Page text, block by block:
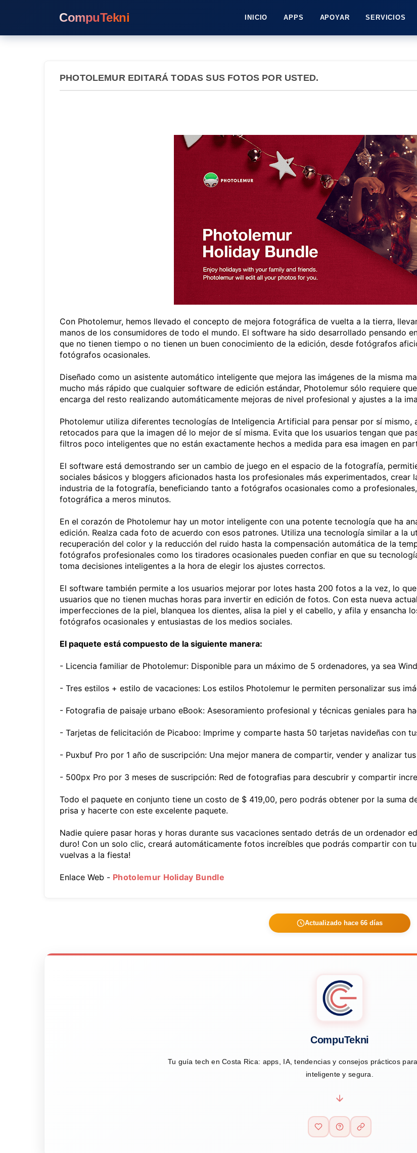
CompuTekni INICIO APPS APOYAR SERVICIOS
PHOTOLEMUR EDITARÁ TODAS SUS FOTOS POR USTED.
Con Photolemur, hemos llevado el concepto de mejora fotográfica de vuelta a la tierra,
manos de los consumidores de todo el mundo. El software ha sido desarrollado pensando
que no tienen tiempo o no tienen un buen conocimiento de la edición, desde fotógrafos
fotógrafos ocasionales.
Diseñado como un asistente automático inteligente que mejora las imágenes de la misma
mucho más rápido que cualquier software de edición estándar, Photolemur sólo requiere
encarga del resto realizando automáticamente mejoras de nivel profesional y ajustes a la
Photolemur utiliza diferentes tecnologías de Inteligencia Artificial para pensar por sí
retocados para que la imagen dé lo mejor de sí misma. Evita que los usuarios tengan que
filtros poco inteligentes que no están exactamente hechos a medida para esa imagen en
El software está demostrando ser un cambio de juego en el espacio de la fotografía,
sociales básicos y bloggers aficionados hasta los profesionales más experimentados,
industria de la fotografía, beneficiando tanto a fotógrafos ocasionales como a
fotográfica a meros minutos.
En el corazón de Photolemur hay un motor inteligente con una potente tecnología que ha
edición. Realza cada foto de acuerdo con esos patrones. Utiliza una tecnología similar a la
recuperación del color y la reducción del ruido hasta la compensación automática de la
fotógrafos profesionales como los tiradores ocasionales pueden confiar en que su
toma decisiones inteligentes a la hora de elegir los ajustes correctos.
El software también permite a los usuarios mejorar por lotes hasta 200 fotos a la vez, lo
usuarios que no tienen muchas horas para invertir en edición de fotos. Con esta nueva
imperfecciones de la piel, blanquea los dientes, alisa la piel y el cabello, y afila y ensancha
fotógrafos ocasionales y entusiastas de los medios sociales.
El paquete está compuesto de la siguiente manera:
- Licencia familiar de Photolemur: Disponible para un máximo de 5 ordenadores, ya sea
- Tres estilos + estilo de vacaciones: Los estilos Photolemur le permiten personalizar sus
- Fotografia de paisaje urbano eBook: Asesoramiento profesional y técnicas geniales para
- Tarjetas de felicitación de Picaboo: Imprime y comparte hasta 50 tarjetas navideñas con
- Puxbuf Pro por 1 año de suscripción: Una mejor manera de compartir, vender y analizar
- 500px Pro por 3 meses de suscripción: Red de fotografias para descubrir y compartir
Todo el paquete en conjunto tiene un costo de $ 419,00, pero podrás obtener por la suma
prisa y hacerte con este excelente paquete.
Nadie quiere pasar horas y horas durante sus vacaciones sentado detrás de un ordenador
duro! Con un solo clic, creará automáticamente fotos increíbles que podrás compartir con
vuelvas a la fiesta!
Enlace Web - Photolemur Holiday Bundle
Actualizado hace 66 días
CompuTekni
Tu guía tech en Costa Rica: apps, IA, tendencias y consejos prácticos
inteligente y segura.